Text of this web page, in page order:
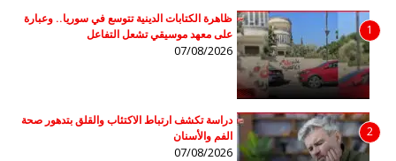
1
ظاهرة الكتابات الدينية تتوسع في سوريا.. وعبارة
على معهد موسيقي تشعل التفاعل
07/08/2026
2
دراسة تكشف ارتباط الاكتئاب والقلق بتدهور صحة
الفم والأسنان
07/08/2026